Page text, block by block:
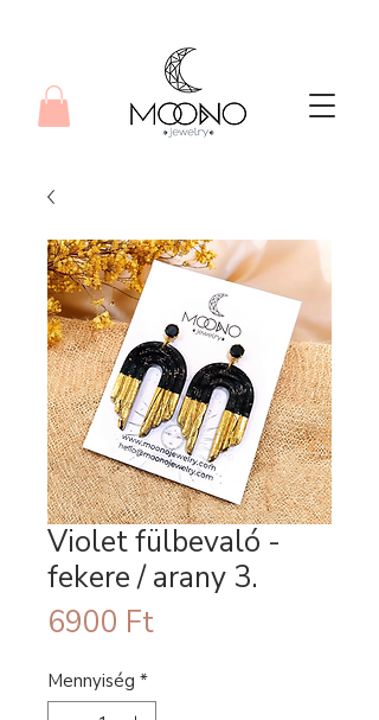
Violet fülbevaló -
fekere / arany 3.
6900 FtÁr
Mennyiség *